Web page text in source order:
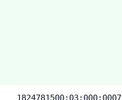
1824781500:03:000:0007